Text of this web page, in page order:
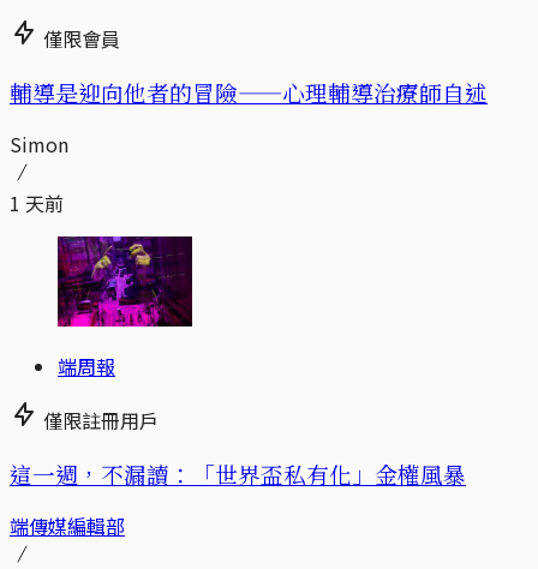
僅限會員
輔導是迎向他者的冒險——心理輔導治療師自述
Simon
1 天前
端周報
僅限註冊用戶
這一週，不漏讀：「世界盃私有化」金權風暴
端傳媒編輯部